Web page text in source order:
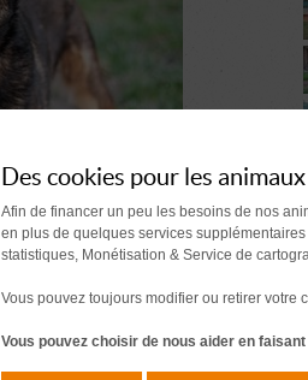
Des cookies pour les animaux
Afin de financer un peu les besoins de nos
en plus de quelques services
statistiques, Monétisation & Service de
Vous pouvez toujours modifier ou retirer votre
Vous pouvez choisir de nous aider en